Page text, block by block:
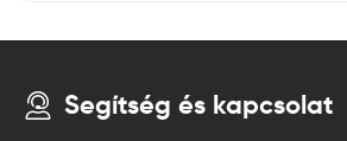
Segítség és kapcsolat